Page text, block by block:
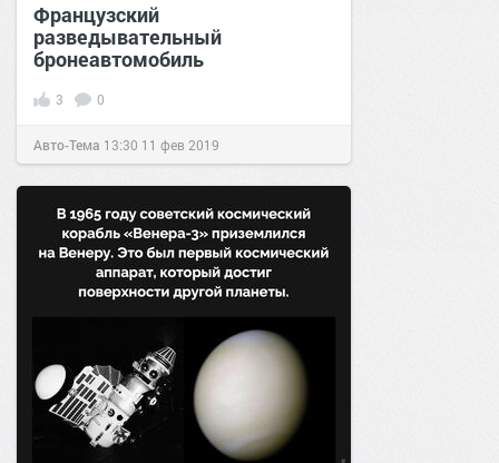
Французский
разведывательный
бронеавтомобиль
3 0
Авто-Тема 13:30 11 фев 2019